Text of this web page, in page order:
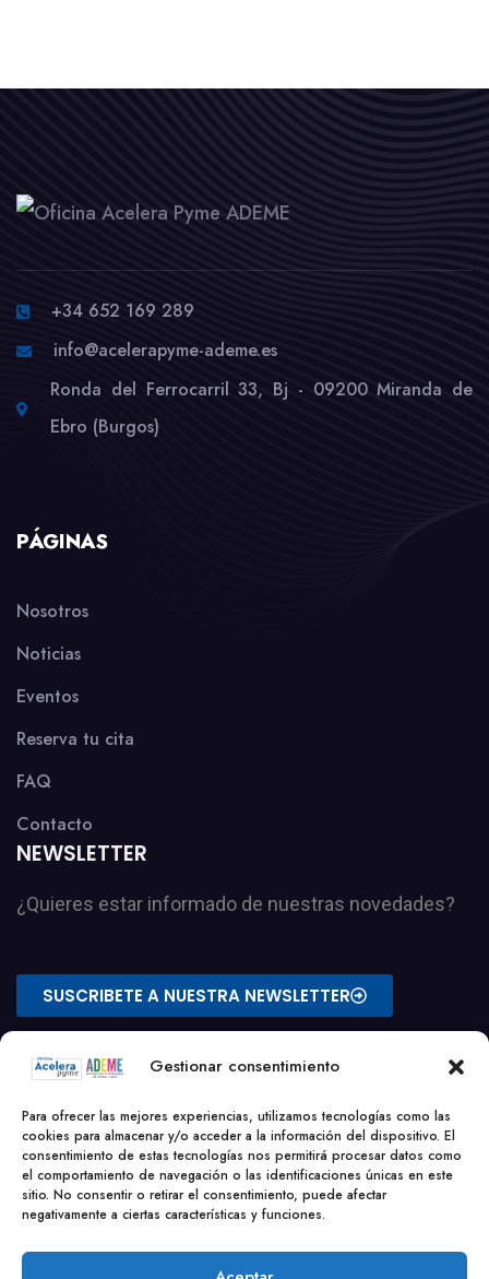
Gestionar consentimiento
Para ofrecer las mejores experiencias, utilizamos tecnologías como las
cookies para almacenar y/o acceder a la información del dispositivo. El
consentimiento de estas tecnologías nos permitirá procesar datos como
el comportamiento de navegación o las identificaciones únicas en este
sitio. No consentir o retirar el consentimiento, puede afectar
negativamente a ciertas características y funciones.
+34 652 169 289
info@acelerapyme-ademe.es
Ronda del Ferrocarril 33, Bj - 09200 Miranda de
Ebro (Burgos)
PÁGINAS
Nosotros
Noticias
Eventos
Reserva tu cita
FAQ
Contacto
NEWSLETTER
¿Quieres estar informado de nuestras novedades?
SUSCRIBETE A NUESTRA NEWSLETTER
Aviso Legal|Política de Privacidad|Política de Cookies